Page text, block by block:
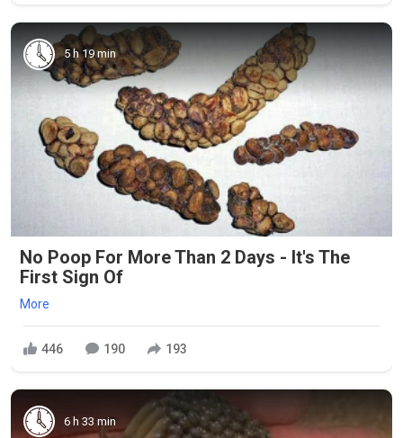
5 h 19 min
No Poop For More Than 2 Days - It's The
First Sign Of
More
446 190 193
6 h 33 min